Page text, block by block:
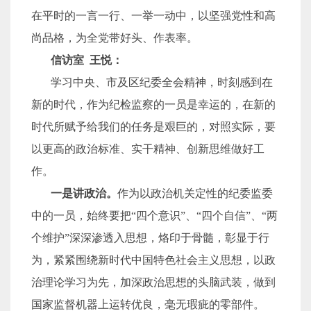
在平时的一言一行、一举一动中，以坚强党性和高
尚品格，为全党带好头、作表率。
信访室 王悦：
学习中央、市及区纪委全会精神，时刻感到在
新的时代，作为纪检监察的一员是幸运的，在新的
时代所赋予给我们的任务是艰巨的，对照实际，要
以更高的政治标准、实干精神、创新思维做好工
作。
一是讲政治。 作为以政治机关定性的纪委监委
中的一员，始终要把“四个意识”、“四个自信”、“两
个维护”深深渗透入思想，烙印于骨髓，彰显于行
为，紧紧围绕新时代中国特色社会主义思想，以政
治理论学习为先，加深政治思想的头脑武装，做到
国家监督机器上运转优良，毫无瑕疵的零部件。